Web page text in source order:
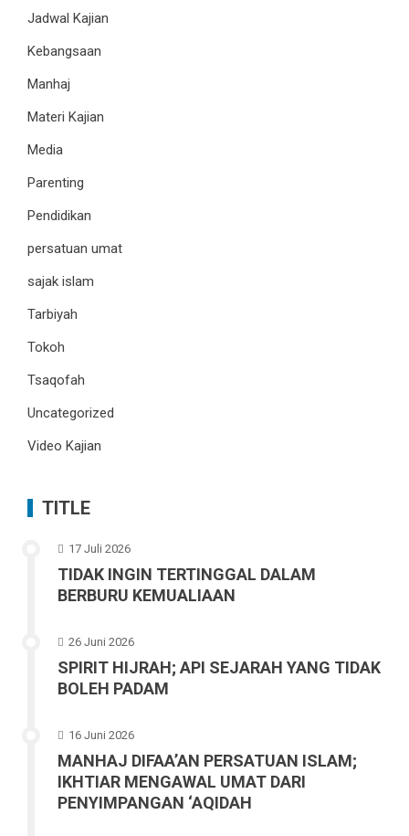
Jadwal Kajian
Kebangsaan
Manhaj
Materi Kajian
Media
Parenting
Pendidikan
persatuan umat
sajak islam
Tarbiyah
Tokoh
Tsaqofah
Uncategorized
Video Kajian
TITLE
17 Juli 2026
TIDAK INGIN TERTINGGAL DALAM
BERBURU KEMUALIAAN
26 Juni 2026
SPIRIT HIJRAH; API SEJARAH YANG TIDAK
BOLEH PADAM
16 Juni 2026
MANHAJ DIFAA’AN PERSATUAN ISLAM;
IKHTIAR MENGAWAL UMAT DARI
PENYIMPANGAN ‘AQIDAH